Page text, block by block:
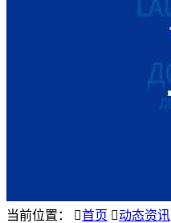
当前位置： 首页 动态资讯